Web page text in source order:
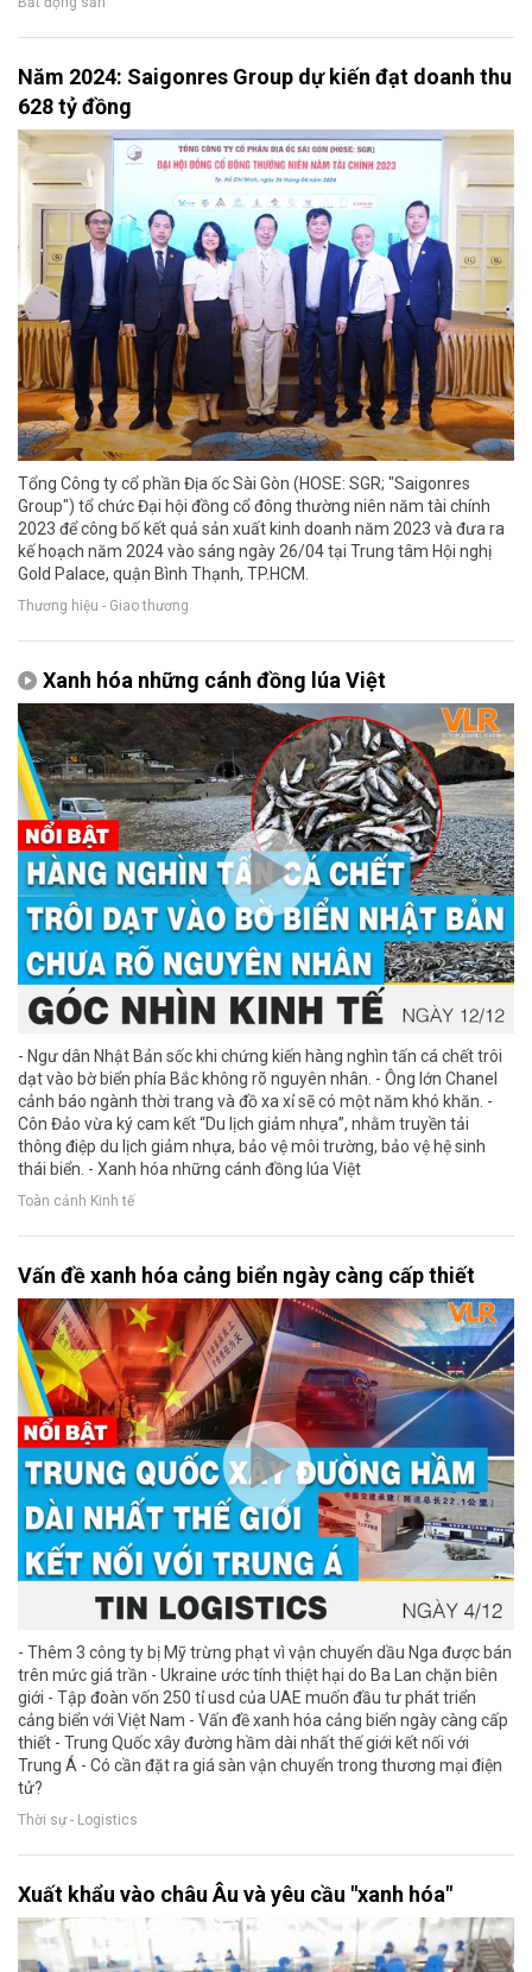
Năm 2024: Saigonres Group dự kiến đạt doanh thu
628 tỷ đồng
Tổng Công ty cổ phần Địa ốc Sài Gòn (HOSE: SGR; "Saigonres
Group") tổ chức Đại hội đồng cổ đông thường niên năm tài chính
2023 để công bố kết quả sản xuất kinh doanh năm 2023 và đưa ra
kế hoạch năm 2024 vào sáng ngày 26/04 tại Trung tâm Hội nghị
Gold Palace, quận Bình Thạnh, TP.HCM.
Thương hiệu - Giao thương
Xanh hóa những cánh đồng lúa Việt
- Ngư dân Nhật Bản sốc khi chứng kiến hàng nghìn tấn cá chết trôi
dạt vào bờ biển phía Bắc không rõ nguyên nhân. - Ông lớn Chanel
cảnh báo ngành thời trang và đồ xa xỉ sẽ có một năm khó khăn. -
Côn Đảo vừa ký cam kết “Du lịch giảm nhựa”, nhằm truyền tải
thông điệp du lịch giảm nhựa, bảo vệ môi trường, bảo vệ hệ sinh
thái biển. - Xanh hóa những cánh đồng lúa Việt
Toàn cảnh Kinh tế
Vấn đề xanh hóa cảng biển ngày càng cấp thiết
- Thêm 3 công ty bị Mỹ trừng phạt vì vận chuyển dầu Nga được bán
trên mức giá trần - Ukraine ước tính thiệt hại do Ba Lan chặn biên
giới - Tập đoàn vốn 250 tỉ usd của UAE muốn đầu tư phát triển
cảng biển với Việt Nam - Vấn đề xanh hóa cảng biển ngày càng cấp
thiết - Trung Quốc xây đường hầm dài nhất thế giới kết nối với
Trung Á - Có cần đặt ra giá sàn vận chuyển trong thương mại điện
tử?
Thời sự - Logistics
Xuất khẩu vào châu Âu và yêu cầu "xanh hóa"